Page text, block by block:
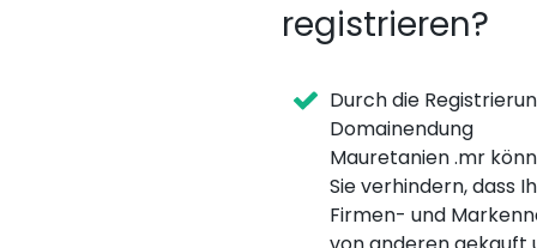
registrieren?
Durch die
Domainendung
Mauretanien .mr
Sie verhindern, dass
Firmen- und